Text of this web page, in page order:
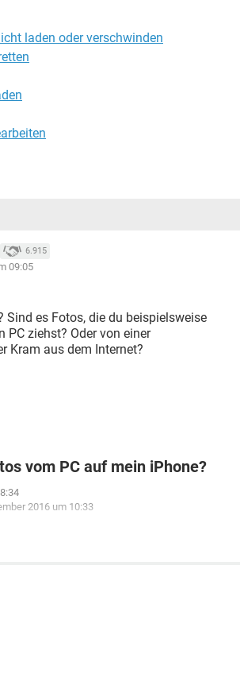
laden oder verschwinden
6.915
09:05
Sind es Fotos, die du beispielsweise
PC ziehst? Oder von einer
Kram aus dem Internet?
vom PC auf mein iPhone?
2016 um 10:33